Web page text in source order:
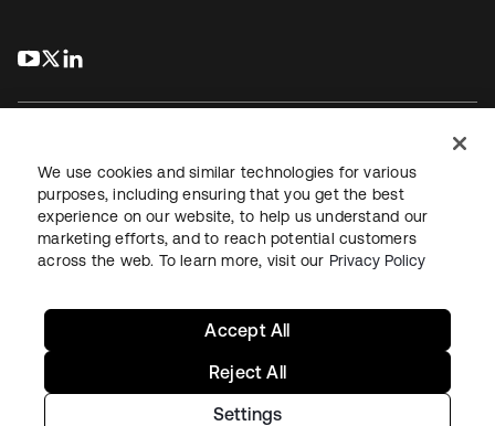
s’ouvre dans un nouvel onglet
s’ouvre dans un nouvel onglet
JuridiquePolitique de confidentialité
Conditions d’utilisation du siteSécuritéPlan du site
Paramètres des cookies
We use cookies and similar technologies for various
purposes, including ensuring that you get the best
experience on our website, to help us understand our
marketing efforts, and to reach potential customers
across the web. To learn more, visit our Privacy Policy
Settings
Reject All
Accept All